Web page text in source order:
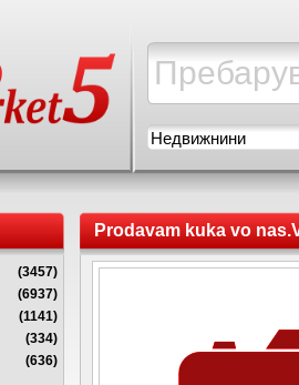
Недвижнини
(3457)
(6937)
(1141)
(334)
(636)
Prodavam kuka vo